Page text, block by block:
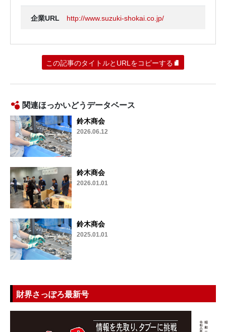
企業URL http://www.suzuki-shokai.co.jp/
この記事のタイトルとURLをコピーする
関連ほっかいどうデータベース
鈴木商会
2026.06.12
鈴木商会
2026.01.01
鈴木商会
2025.01.01
財界さっぽろ最新号